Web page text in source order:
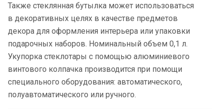
Также стеклянная бутылка может использоваться
в декоративных целях в качестве предметов
декора для оформления интерьера или упаковки
подарочных наборов. Номинальный объем 0,1 л.
Укупорка стеклотары с помощью алюминиевого
винтового колпачка производится при помощи
специального оборудования: автоматического,
полуавтоматического или ручного.